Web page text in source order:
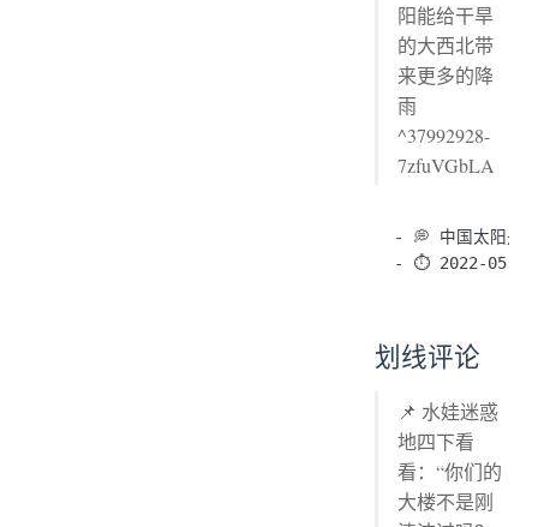
阳能给干旱
的大西北带
来更多的降
雨
^37992928-
7zfuVGbLA
- 💭 中国太阳是
划线评论
📌 水娃迷惑
地四下看
看：“你们的
大楼不是刚